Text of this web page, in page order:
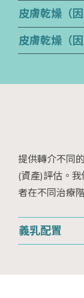
皮膚乾燥（
皮膚乾燥（
提供轉介不同
(資產)評估。
者在不同治療
義乳配置